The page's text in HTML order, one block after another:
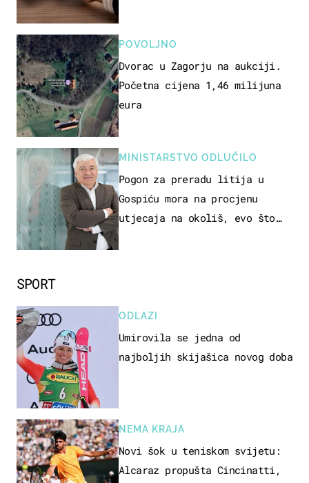
SPORT
ODLAZI
Umirovila se jedna od
najboljih skijašica novog doba
NEMA KRAJA
Novi šok u teniskom svijetu:
Alcaraz propušta Cincinatti,
POVOLJNO
Dvorac u Zagorju na aukciji.
Početna cijena 1,46 milijuna
eura
MINISTARSTVO ODLUČILO
Pogon za preradu litija u
Gospiću mora na procjenu
utjecaja na okoliš, evo što